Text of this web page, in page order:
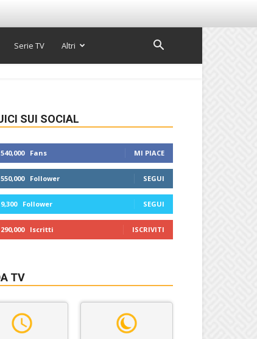
Serie TV Altri
SUI SOCIAL
540,000 Fans MI PIACE
550,000 Follower SEGUI
9,300 Follower SEGUI
290,000 Iscritti ISCRIVITI
TV